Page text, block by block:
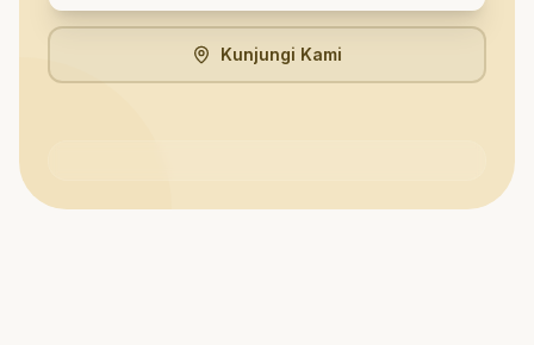
Kunjungi Kami